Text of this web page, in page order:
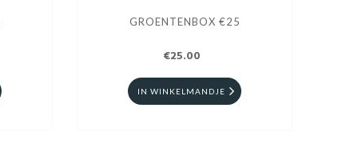
GROENTENBOX €25
€25.00
IN WINKELMANDJE